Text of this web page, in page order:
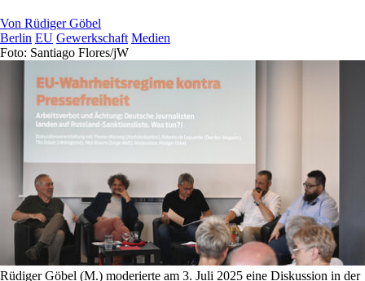
Von Rüdiger Göbel
Berlin EU Gewerkschaft Medien
Foto: Santiago Flores/jW
Rüdiger Göbel (M.) moderierte am 3. Juli 2025 eine Diskussion in der